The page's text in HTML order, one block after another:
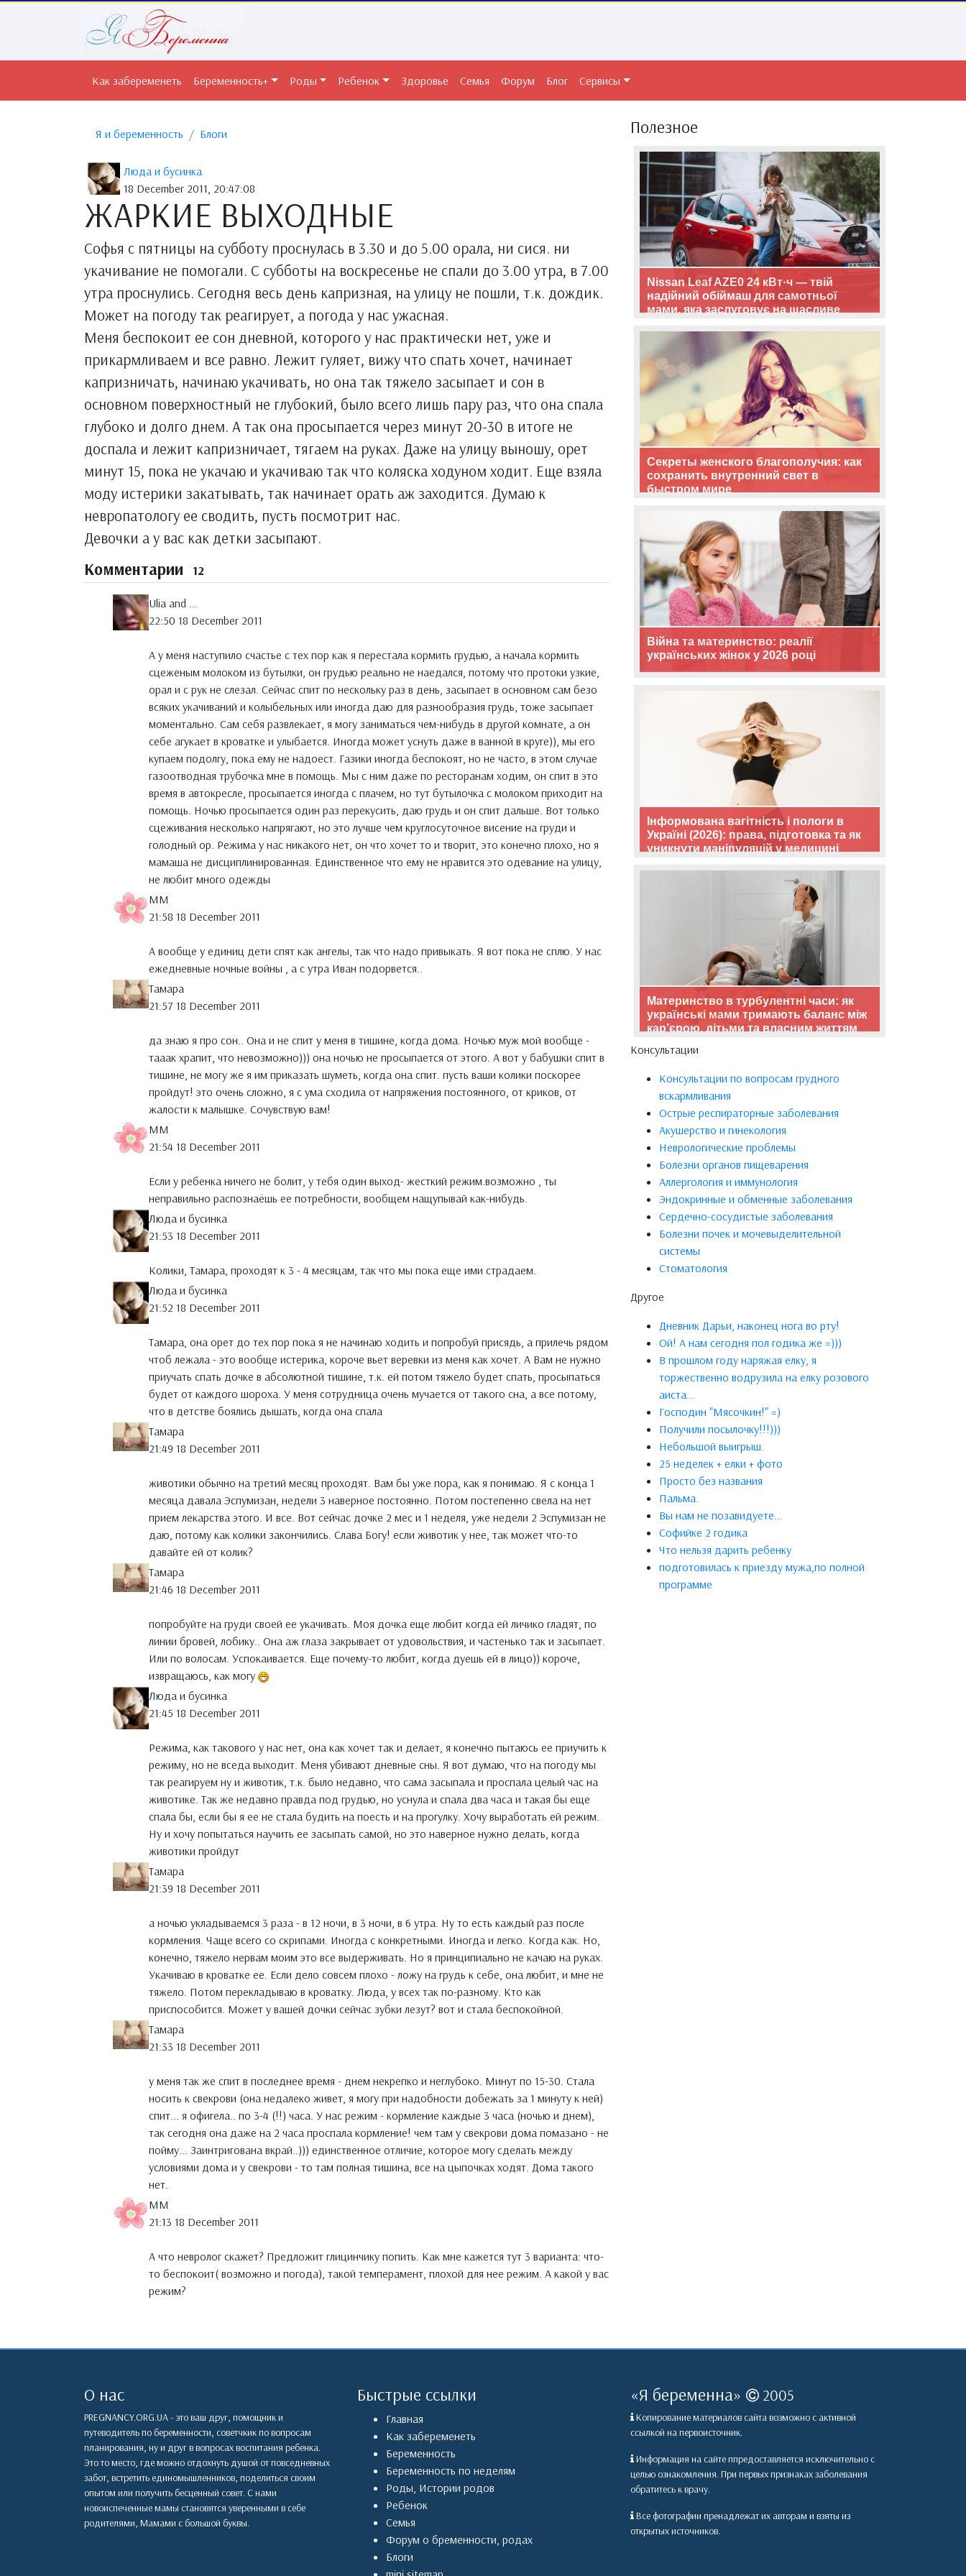
Как забеременеть Беременность+ Роды Ребенок Здоровье Семья Форум Блог Сервисы
Я и беременность Блоги
Люда и бусинка
18 December 2011, 20:47:08
ЖАРКИЕ ВЫХОДНЫЕ
Софья с пятницы на субботу проснулась в 3.30 и до 5.00 орала, ни сися. ни
укачивание не помогали. С субботы на воскресенье не спали до 3.00 утра, в 7.00
утра проснулись. Сегодня весь день капризная, на улицу не пошли, т.к. дождик.
Может на погоду так реагирует, а погода у нас ужасная.
Меня беспокоит ее сон дневной, которого у нас практически нет, уже и
прикармливаем и все равно. Лежит гуляет, вижу что спать хочет, начинает
капризничать, начинаю укачивать, но она так тяжело засыпает и сон в
основном поверхностный не глубокий, было всего лишь пару раз, что она спала
глубоко и долго днем. А так она просыпается через минут 20-30 в итоге не
доспала и лежит капризничает, тягаем на руках. Даже на улицу выношу, орет
минут 15, пока не укачаю и укачиваю так что коляска ходуном ходит. Еще взяла
моду истерики закатывать, так начинает орать аж заходится. Думаю к
невропатологу ее сводить, пусть посмотрит нас.
Девочки а у вас как детки засыпают.
Комментарии 12
Ulia and ...
22:50 18 December 2011
А у меня наступило счастье с тех пор как я перестала кормить грудью, а начала кормить
сцеженым молоком из бутылки, он грудью реально не наедался, потому что протоки узкие,
орал и с рук не слезал. Сейчас спит по нескольку раз в день, засыпает в основном сам безо
всяких укачиваний и колыбельных или иногда даю для разнообразия грудь, тоже засыпает
моментально. Сам себя развлекает, я могу заниматься чем-нибудь в другой комнате, а он
себе агукает в кроватке и улыбается. Иногда может уснуть даже в ванной в круге)), мы его
купаем подолгу, пока ему не надоест. Газики иногда беспокоят, но не часто, в этом случае
газоотводная трубочка мне в помощь. Мы с ним даже по ресторанам ходим, он спит в это
время в автокресле, просыпается иногда с плачем, но тут бутылочка с молоком приходит на
помощь. Ночью просыпается один раз перекусить, даю грудь и он спит дальше. Вот только
сцеживания несколько напрягают, но это лучше чем круглосуточное висение на груди и
голодный ор. Режима у нас никакого нет, он что хочет то и творит, это конечно плохо, но я
мамаша не дисциплинированная. Единственное что ему не нравится это одевание на улицу,
не любит много одежды
MM
21:58 18 December 2011
А вообще у единиц дети спят как ангелы, так что надо привыкать. Я вот пока не сплю. У нас
ежедневные ночные войны , а с утра Иван подорвется..
Тамара
21:57 18 December 2011
да знаю я про сон.. Она и не спит у меня в тишине, когда дома. Ночью муж мой вообще -
тааак храпит, что невозможно))) она ночью не просыпается от этого. А вот у бабушки спит в
тишине, не могу же я им приказать шуметь, когда она спит. пусть ваши колики поскорее
пройдут! это очень сложно, я с ума сходила от напряжения постоянного, от криков, от
жалости к малышке. Сочувствую вам!
MM
21:54 18 December 2011
Если у ребенка ничего не болит, у тебя один выход- жесткий режим.возможно , ты
неправильно распознаёшь ее потребности, вообщем нащупывай как-нибудь.
Люда и бусинка
21:53 18 December 2011
Колики, Тамара, проходят к 3 - 4 месяцам, так что мы пока еще ими страдаем.
Люда и бусинка
21:52 18 December 2011
Тамара, она орет до тех пор пока я не начинаю ходить и попробуй присядь, а прилечь рядом
чтоб лежала - это вообще истерика, короче вьет веревки из меня как хочет. А Вам не нужно
приучать спать дочке в абсолютной тишине, т.к. ей потом тяжело будет спать, просыпаться
будет от каждого шороха. У меня сотрудница очень мучается от такого сна, а все потому,
что в детстве боялись дышать, когда она спала
Тамара
21:49 18 December 2011
животики обычно на третий месяц проходят. Вам бы уже пора, как я понимаю. Я с конца 1
месяца давала Эспумизан, недели 3 наверное постоянно. Потом постепенно свела на нет
прием лекарства этого. И все. Вот сейчас дочке 2 мес и 1 неделя, уже недели 2 Эспумизан не
даю, потому как колики закончились. Слава Богу! если животик у нее, так может что-то
давайте ей от колик?
Тамара
21:46 18 December 2011
попробуйте на груди своей ее укачивать. Моя дочка еще любит когда ей личико гладят, по
линии бровей, лобику.. Она аж глаза закрывает от удовольствия, и частенько так и засыпает.
Или по волосам. Успокаивается. Еще почему-то любит, когда дуешь ей в лицо)) короче,
извращаюсь, как могу
Люда и бусинка
21:45 18 December 2011
Режима, как такового у нас нет, она как хочет так и делает, я конечно пытаюсь ее приучить к
режиму, но не вседа выходит. Меня убивают дневные сны. Я вот думаю, что на погоду мы
так реагируем ну и животик, т.к. было недавно, что сама засыпала и проспала целый час на
животике. Так же недавно правда под грудью, но уснула и спала два часа и такая бы еще
спала бы, если бы я ее не стала будить на поесть и на прогулку. Хочу выработать ей режим.
Ну и хочу попытаться научить ее засыпать самой, но это наверное нужно делать, когда
животики пройдут
Тамара
21:39 18 December 2011
а ночью укладываемся 3 раза - в 12 ночи, в 3 ночи, в 6 утра. Ну то есть каждый раз после
кормления. Чаще всего со скрипами. Иногда с конкретными. Иногда и легко. Когда как. Но,
конечно, тяжело нервам моим это все выдерживать. Но я принципиально не качаю на руках.
Укачиваю в кроватке ее. Если дело совсем плохо - ложу на грудь к себе, она любит, и мне не
тяжело. Потом перекладываю в кроватку. Люда, у всех так по-разному. Кто как
приспособится. Может у вашей дочки сейчас зубки лезут? вот и стала беспокойной.
Тамара
21:33 18 December 2011
у меня так же спит в последнее время - днем некрепко и неглубоко. Минут по 15-30. Стала
носить к свекрови (она недалеко живет, я могу при надобности добежать за 1 минуту к ней)
спит... я офигела.. по 3-4 (!!) часа. У нас режим - кормление каждые 3 часа (ночью и днем),
так сегодня она даже на 2 часа проспала кормление! чем там у свекрови дома помазано - не
пойму... Заинтригована вкрай..))) единственное отличие, которое могу сделать между
условиями дома и у свекрови - то там полная тишина, все на цыпочках ходят. Дома такого
нет.
MM
21:13 18 December 2011
А что невролог скажет? Предложит глицинчику попить. Как мне кажется тут 3 варианта: что-
то беспокоит( возможно и погода), такой темперамент, плохой для нее режим. А какой у вас
режим?
Полезное
Nissan Leaf AZE0 24 кВт·ч — твій
надійний обіймаш для самотньої
мами, яка заслуговує на щасливе
Секреты женского благополучия: как
сохранить внутренний свет в
быстром мире
Війна та материнство: реалії
українських жінок у 2026 році
Інформована вагітність і пологи в
Україні (2026): права, підготовка та як
уникнути маніпуляцій у медицині
Материнство в турбулентні часи: як
українські мами тримають баланс між
кар’єрою, дітьми та власним життям
Консультации
Консультации по вопросам грудного
вскармливания
Острые респираторные заболевания
Акушерство и гинекология
Неврологические проблемы
Болезни органов пищеварения
Аллергология и иммунология
Эндокринные и обменные заболевания
Сердечно-сосудистые заболевания
Болезни почек и мочевыделительной
системы
Стоматология
Другое
Дневник Дарьи, наконец нога во рту!
Ой! А нам сегодня пол годика же =)))
В прошлом году наряжая елку, я
торжественно водрузила на елку розового
аиста...
Господин "Мясочкин!" =)
Получили посылочку!!!)))
Небольшой выигрыш.
25 неделек + елки + фото
Просто без названия
Пальма.
Вы нам не позавидуете...
Софийке 2 годика
Что нельзя дарить ребенку
подготовилась к приезду мужа,по полной
программе
О нас
PREGNANCY.ORG.UA - это ваш друг, помощник и
путеводитель по беременности, советчкик по вопросам
планирования, ну и друг в вопросах воспитания ребенка.
Это то место, где можно отдохнуть душой от повседневных
забот, встретить единомышленников, поделиться своим
опытом или получить бесценный совет. С нами
новоиспеченные мамы становятся уверенными в себе
родителями, Мамами с большой буквы.
Быстрые ссылки
Главная
Как забеременеть
Беременность
Беременность по неделям
Роды, Истории родов
Ребенок
Семья
Форум о бременности, родах
Блоги
«Я беременна» 2005
Копирование материалов сайта возможно с активной
ссылкой на первоисточник.
Информация на сайте ппредоставляется исключительно с
целью ознакомления. При первых признаках заболевания
обратитесь к врачу.
Все фотографии пренадлежат их авторам и взяты из
открытых источников.